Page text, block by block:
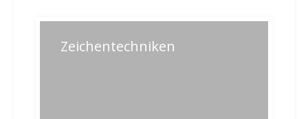
Beitragsnavigation
BisherigePrevious
Zeichentechniken